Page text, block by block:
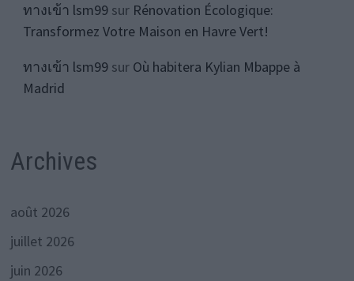
ทางเข้า lsm99sur Rénovation Écologique:
Transformez Votre Maison en Havre Vert!
ทางเข้า lsm99sur Où habitera Kylian Mbappe à
Madrid
Archives
août 2026
juillet 2026
juin 2026